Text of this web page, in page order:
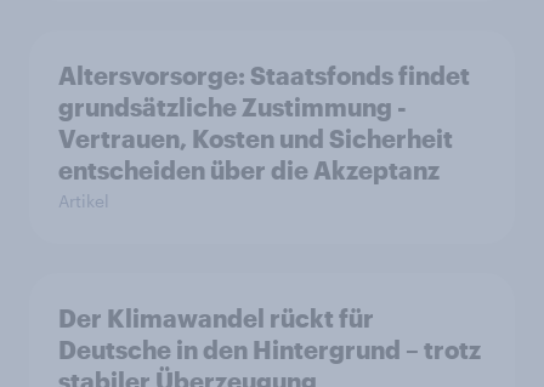
Altersvorsorge: Staatsfonds findet
grundsätzliche Zustimmung -
Vertrauen, Kosten und Sicherheit
entscheiden über die Akzeptanz
Artikel
Der Klimawandel rückt für
Deutsche in den Hintergrund – trotz
stabiler Überzeugung